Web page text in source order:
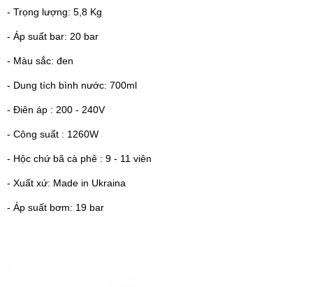
- Trọng lượng: 5,8 Kg
- Áp suất bar: 20 bar
- Màu sắc: đen
- Dung tích bình nước: 700ml
- Điên áp : 200 - 240V
- Công suất : 1260W
- Hộc chứ bã cà phê : 9 - 11 viên
- Xuất xứ: Made in Ukraina
- Áp suất bơm: 19 bar